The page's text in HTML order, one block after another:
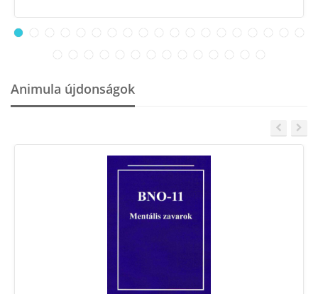
Animula újdonságok